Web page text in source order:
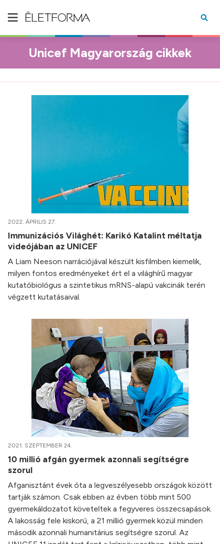
Unicef Magyarország cikkek
2022. ÁPRILIS 27.
Immunizációs Világhét: Karikó Katalint méltatja
videójában az UNICEF
A Liam Neeson narrációjával készült kisfilmben kiemelik,
milyen fontos eredményeket ért el a világhírű magyar
kutatóbiológus a szintetikus mRNS-alapú vakcinák terén
végzett kutatásaival.
2021. SZEPTEMBER 24.
10 millió afgán gyermek azonnali segítségre
szorul
Afganisztánt évek óta a legveszélyesebb országok között
tartják számon. Csak ebben az évben több mint 500
gyermekáldozatot követeltek a fegyveres összecsapások.
A lakosság fele kiskorú, a 21 millió gyermek közül minden
második azonnali humanitárius segítségre szorul. Az